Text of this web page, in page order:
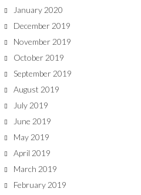
January 2020
December 2019
November 2019
October 2019
September 2019
August 2019
July 2019
June 2019
May 2019
April 2019
March 2019
February 2019